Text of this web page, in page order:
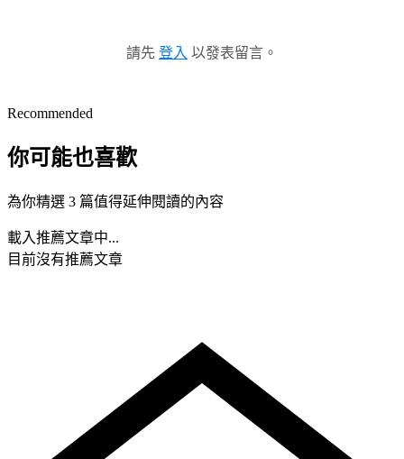
請先 登入 以發表留言。
Recommended
你可能也喜歡
為你精選 3 篇值得延伸閱讀的內容
載入推薦文章中...
目前沒有推薦文章